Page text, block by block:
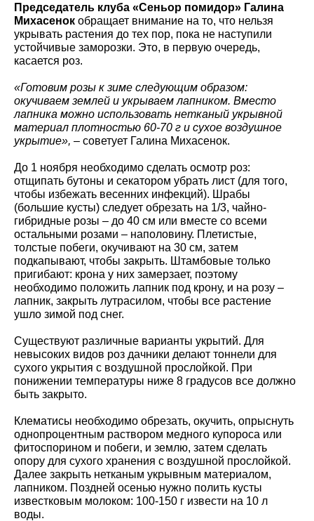
Председатель клуба «Сеньор помидор» Галина
Михасенок обращает внимание на то, что нельзя
укрывать растения до тех пор, пока не наступили
устойчивые заморозки. Это, в первую очередь,
касается роз.
«Готовим розы к зиме следующим образом:
окучиваем землей и укрываем лапником. Вместо
лапника можно использовать нетканый укрывной
материал плотностью 60-70 г и сухое воздушное
укрытие», – советует Галина Михасенок.
До 1 ноября необходимо сделать осмотр роз:
отщипать бутоны и секатором убрать лист (для того,
чтобы избежать весенних инфекций). Шрабы
(большие кусты) следует обрезать на 1/3, чайно-
гибридные розы – до 40 см или вместе со всеми
остальными розами – наполовину. Плетистые,
толстые побеги, окучивают на 30 см, затем
подкапывают, чтобы закрыть. Штамбовые только
пригибают: крона у них замерзает, поэтому
необходимо положить лапник под крону, и на розу –
лапник, закрыть лутрасилом, чтобы все растение
ушло зимой под снег.
Существуют различные варианты укрытий. Для
невысоких видов роз дачники делают тоннели для
сухого укрытия с воздушной прослойкой. При
понижении температуры ниже 8 градусов все должно
быть закрыто.
Клематисы необходимо обрезать, окучить, опрыснуть
однопроцентным раствором медного купороса или
фитоспорином и побеги, и землю, затем сделать
опору для сухого хранения с воздушной прослойкой.
Далее закрыть нетканым укрывным материалом,
лапником. Поздней осенью нужно полить кусты
известковым молоком: 100-150 г извести на 10 л
воды.